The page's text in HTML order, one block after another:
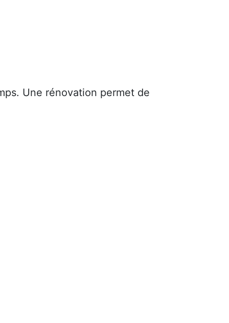
Une rénovation permet de